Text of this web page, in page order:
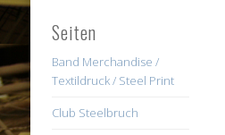
Seiten
Band Merchandise /
Textildruck / Steel Print
Club Steelbruch